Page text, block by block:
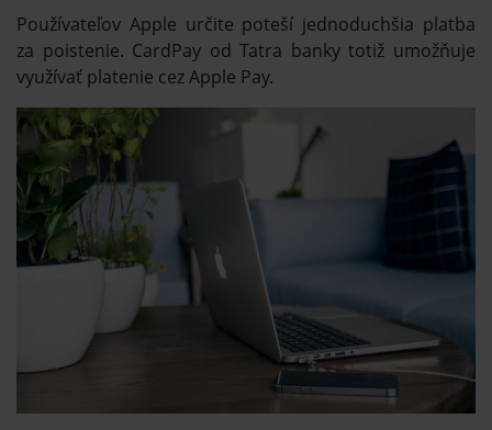
Používateľov Apple určite poteší jednoduchšia platba
za poistenie. CardPay od Tatra banky totiž umožňuje
využívať platenie cez Apple Pay.